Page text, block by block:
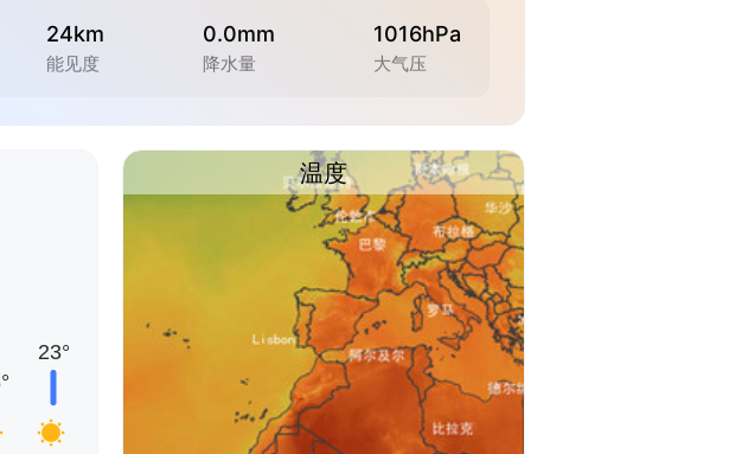
24km
能见度
0.0mm
降水量
1016hPa
大气压
温度